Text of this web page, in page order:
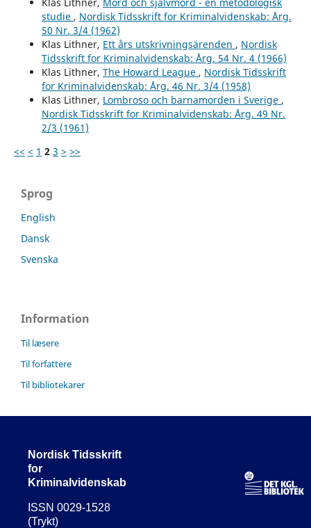
studie , Nordisk Tidsskrift for Kriminalvidenskab: Årg.
50 Nr. 3/4 (1962)
Klas Lithner, Ett års utskrivningsärenden , Nordisk
Tidsskrift for Kriminalvidenskab: Årg. 54 Nr. 4 (1966)
Klas Lithner, The Howard League , Nordisk Tidsskrift
for Kriminalvidenskab: Årg. 46 Nr. 3/4 (1958)
Klas Lithner, Lombroso och barnamorden i Sverige ,
Nordisk Tidsskrift for Kriminalvidenskab: Årg. 49 Nr.
2/3 (1961)
<< < 1 2 3 > >>
Sprog
English
Dansk
Svenska
Information
Til læsere
Til forfattere
Til bibliotekarer
Nordisk Tidsskrift
for
Kriminalvidenskab
ISSN 0029-1528
(Trykt)